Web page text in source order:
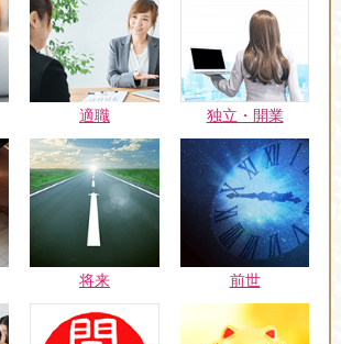
適職 独立・開業
将来 前世